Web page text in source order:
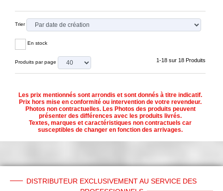
Trier
En stock
Produits par page 1-18 sur 18 Produits
Les prix mentionnés sont arrondis et sont donnés à titre indicatif.
Prix hors mise en conformité ou intervention de votre revendeur.
Photos non contractuelles. Les Photos des produits peuvent
présenter des différences avec les produits livrés.
Textes, marques et caractéristiques non contractuels car
susceptibles de changer en fonction des arrivages.
DISTRIBUTEUR EXCLUSIVEMENT AU SERVICE DES